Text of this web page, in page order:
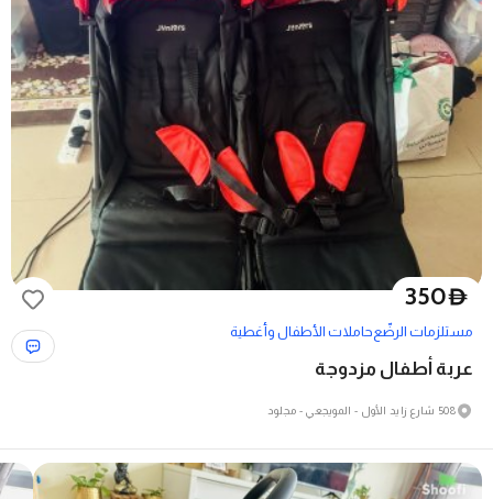
D
350
مستلزمات الرضّعحاملات الأطفال وأغطية
عربة أطفال مزدوجة
508 شارع زايد الأول - المويجعي - مجلود